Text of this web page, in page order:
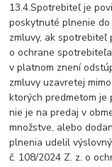
13.4.Spotrebiteľ je
poskytnuté plnenie
zmluvy, ak spotrebiteľ
o ochrane
v platnom znení
zmluvy uzavretej
ktorých predmetom je
nie je na predaj v
množstve, alebo
plnenia udelil
č. 108/2024 Z. z. o